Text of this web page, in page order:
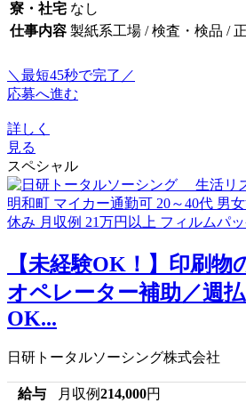
寮・社宅 なし
仕事内容 製紙系工場 / 検査・検品 /
＼最短45秒で完了／
応募へ進む
詳しく
見る
スペシャル
【未経験OK！】印刷
オペレーター補助／週
OK...
日研トータルソーシング株式会社
給与 月収例214,000円